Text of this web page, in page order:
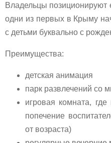
Владельцы позиционируют
одни из первых в Крыму
с детьми буквально с
Преимущества:
детская анимация
парк развлечений со
игровая комната,
попечение
от возраста)